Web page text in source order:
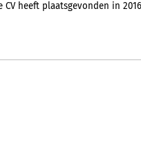
heeft plaatsgevonden in